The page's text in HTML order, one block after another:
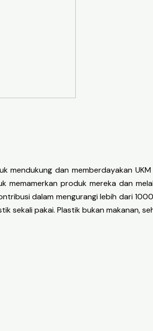
mendukung dan memberdayakan
memamerkan produk mereka dan
dalam mengurangi lebih dari
sekali pakai. Plastik bukan makanan,